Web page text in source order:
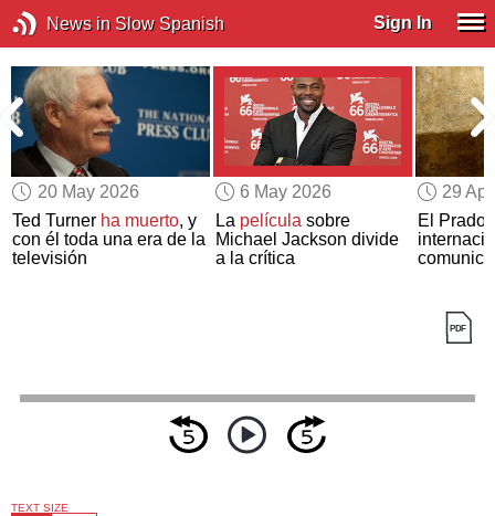
News in Slow Spanish Sign In
20 May 2026
Ted Turner ha muerto, y
con él toda una era de la
televisión
6 May 2026
La películasobre
Michael Jackson divide
a la crítica
29
El
TEXT SIZE